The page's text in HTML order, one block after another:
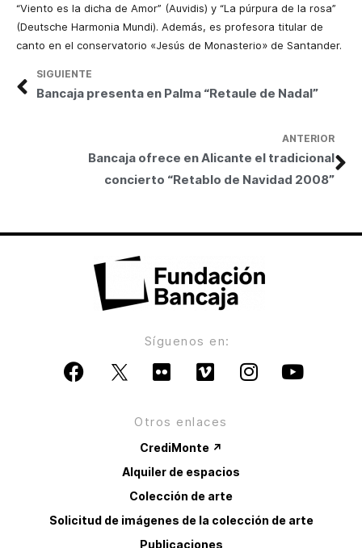
“Viento es la dicha de Amor” (Auvidis) y “La púrpura de la rosa”
(Deutsche Harmonia Mundi). Además, es profesora titular de
canto en el conservatorio «Jesús de Monasterio» de Santander.
ANTERIOR
Bancaja ofrece en Alicante el tradicional
concierto “Retablo de Navidad 2008”
SIGUIENTE
Bancaja presenta en Palma “Retaule de Nadal”
Síguenos en:
Otros enlaces
CrediMonte ↗
Alquiler de espacios
Colección de arte
Solicitud de imágenes de la colección de arte
Publicaciones